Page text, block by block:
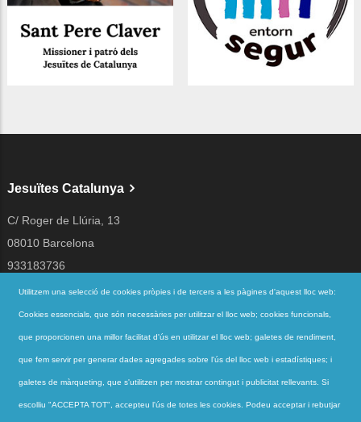
Jesuïtes Catalunya
C/ Roger de Llúria, 13
08010 Barcelona
933183736
jesuites@jesuites.net
Segueix-nos a
Utilitzem una selecció de cookies pròpies i de tercers a les pàgines d'aquest lloc web:
Cookies essencials, que són necessàries per utilitzar el lloc web; cookies funcionals,
que proporcionen una millor facilitat d'ús en utilitzar el lloc web; galetes de rendiment,
que fem servir per generar dades agregades sobre l'ús del lloc web i estadístiques; i
galetes de màrqueting, que s'utilitzen per mostrar contingut i publicitat rellevants. Si
escolliu "ACCEPTA TOT", accepteu l'ús de totes les cookies. Podeu acceptar i rebutjar